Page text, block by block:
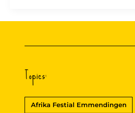
Topics:
Afrika Festial Emmendingen